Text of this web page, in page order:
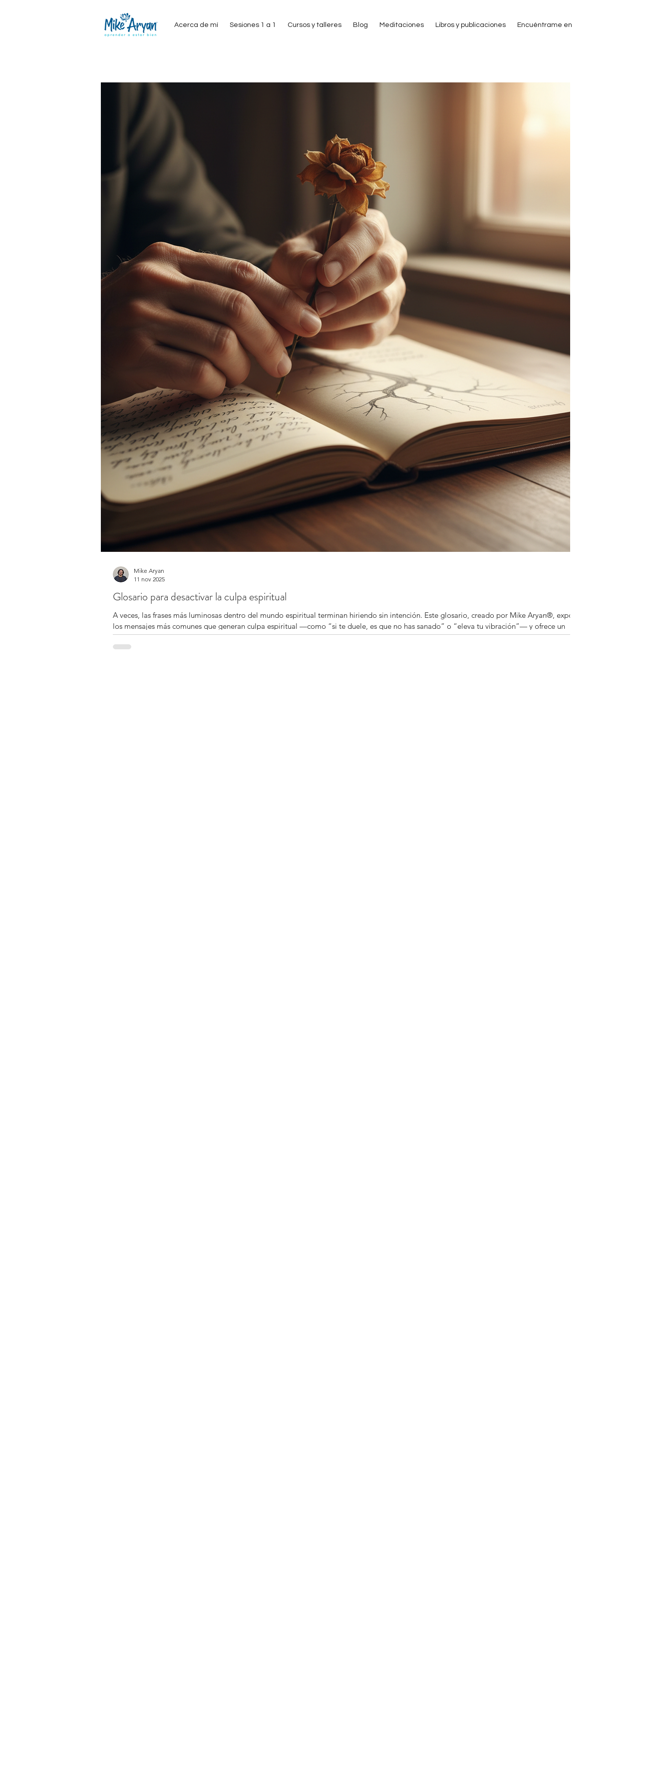
Acerca de mí Sesiones 1 a 1 Cursos y talleres Blog Meditaciones Libros y publicaciones Encuéntrame en
Glosario para desactivar la culpa espiritual
A veces, las frases más luminosas dentro del mundo espiritual terminan hiriendo sin intención. Este glosario, creado por Mike Aryan®, expone
los mensajes más comunes que generan culpa espiritual —como “si te duele, es que no has sanado” o “eleva tu vibración”— y ofrece un
antídoto compasivo para cada uno. Un recorrido profundo y humano para reconciliarte con tu camino espiritual sin perder tu dignidad ni tu
verdad emocional.
Mike Aryan
11 nov 2025